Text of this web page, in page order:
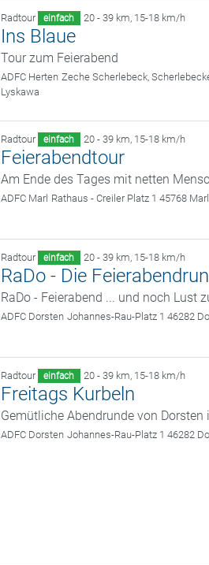
Radtour einfach 20 - 39 km, 15-18 km/h
Ins Blaue
Tour zum Feierabend
ADFC Herten Zeche Scherlebeck,
Lyskawa
Radtour einfach 20 - 39 km, 15-18 km/h
Feierabendtour
Am Ende des Tages mit netten
ADFC Marl Rathaus - Creiler Platz 1 45768 Marl
Radtour einfach 20 - 39 km, 15-18 km/h
RaDo - Die
RaDo - Feierabend ... und noch Lust
ADFC Dorsten Johannes-Rau-Platz 1 46282
Radtour einfach 20 - 39 km, 15-18 km/h
Freitags Kurbeln
Gemütliche Abendrunde von
ADFC Dorsten Johannes-Rau-Platz 1 46282